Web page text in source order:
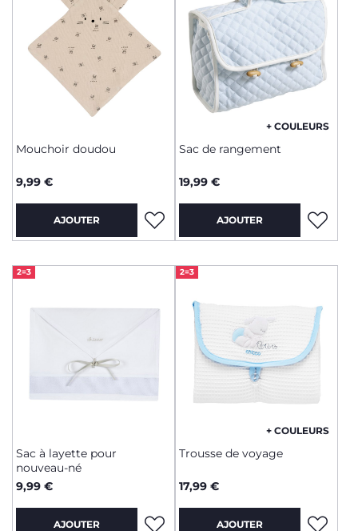
Mouchoir doudou
9,99 €
AJOUTER
+ COULEURS
Sac de rangement
19,99 €
AJOUTER
2=3
Sac à layette pour
nouveau-né
9,99 €
AJOUTER
2=3
+ COULEURS
Trousse de voyage
17,99 €
AJOUTER